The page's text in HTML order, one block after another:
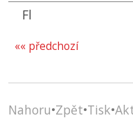
Fl
«« předchozí
Nahoru•Zpět•Tisk•